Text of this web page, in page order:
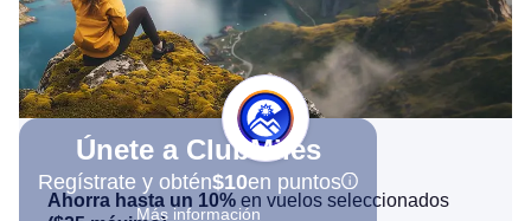
Únete a ClubMiles
Regístrate y obtén$10en puntos
Más información
Ahorra hasta un 10% en vuelos seleccionados